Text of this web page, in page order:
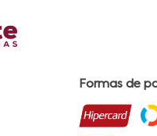
Formas de